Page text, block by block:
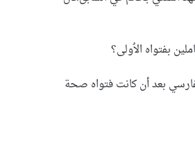
بفتواه الاُولى؟
بعد أن كانت فتواه صحة